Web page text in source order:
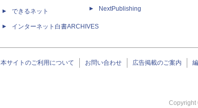
できるネット
インターネット白書ARCHIVES
NextPublishing
本サイトのご利用について お問い合わせ 広告掲載のご案内
Copyright